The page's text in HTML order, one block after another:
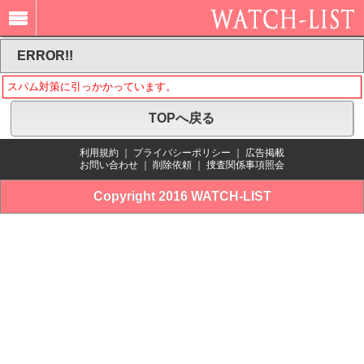
ERROR!!
スパム対策に引っかかっています。
TOPへ戻る
利用規約 プライバシーポリシー
広告掲載
お問い合わせ
削除依頼 捜査関係事項照会
Copyright 2016 WATCH-LIST